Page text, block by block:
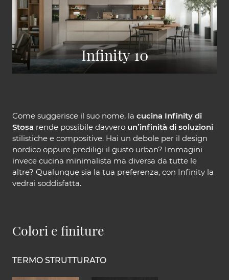
Infinity 10
Come suggerisce il suo nome, la cucina Infinity di
Stosa rende possibile davvero un’infinità di soluzioni
stilistiche e compositive. Hai un debole per il design
nordico oppure prediligi il gusto urban? Immagini
invece cucina minimalista ma diversa da tutte le
altre? Qualunque sia la tua preferenza, con Infinity la
vedrai soddisfatta.
Colori e finiture
TERMO STRUTTURATO